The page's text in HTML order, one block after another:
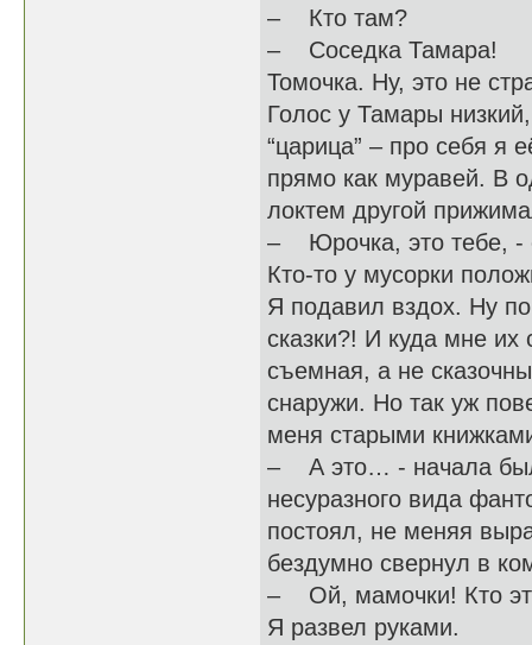
– Кто там?
– Соседка Тамара!
Томочка. Ну, это не
Голос у Тамары низкий,
“царица” – про себя я
прямо как муравей. В
локтем другой
– Юрочка, это тебе, -
Кто-то у мусорки
Я подавил вздох. Ну
сказки?! И куда мне их
съемная, а не
снаружи. Но так уж
меня старыми
– А это… - начала
несуразного вида
постоял, не меняя
бездумно свернул в
– Ой, мамочки! Кто
Я развел руками.